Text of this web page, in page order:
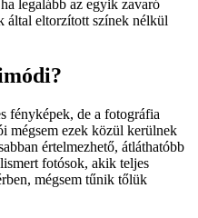
legalább az egyik zavaró
által eltorzított színek nélkül
fényképek, de a fotográfia
mégsem ezek közül kerülnek
értelmezhető, átláthatóbb
fotósok, akik teljes
mégsem tűnik tőlük